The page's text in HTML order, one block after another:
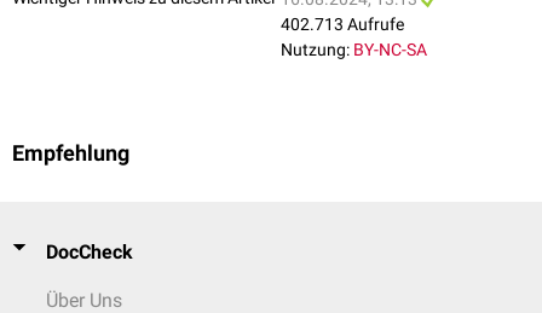
402.713 Aufrufe
Nutzung: BY-NC-SA
Empfehlung
DocCheck
Über Uns